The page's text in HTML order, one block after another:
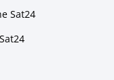
Sat24